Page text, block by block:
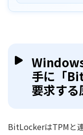
まとめ
手に「
要求する
BitLockerはTPMと